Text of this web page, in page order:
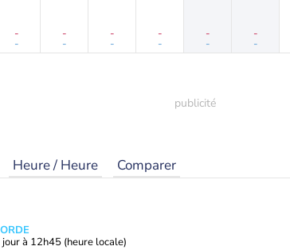
-
-
-
-
-
-
-
-
-
-
-
-
Heure / Heure Comparer
à 12h45 (heure locale)